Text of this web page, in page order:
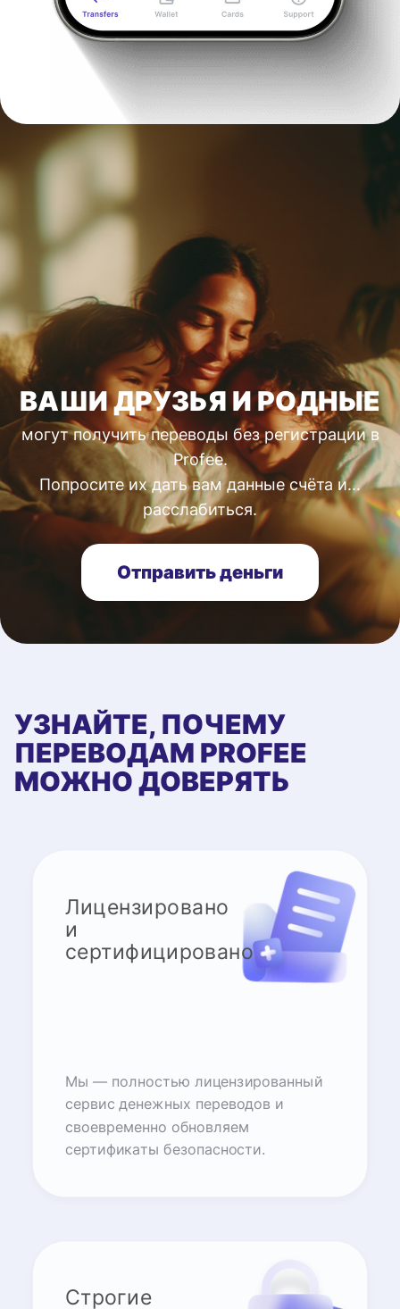
ВАШИ ДРУЗЬЯ И РОДНЫЕ
могут получить переводы без регистрации в
Profee.
Попросите их дать вам данные счёта и...
расслабиться.
Отправить деньги
УЗНАЙТЕ, ПОЧЕМУ
ПЕРЕВОДАМ PROFEE
МОЖНО ДОВЕРЯТЬ
Лицензировано
и
сертифицировано
Мы — полностью лицензированный
сервис денежных переводов и
своевременно обновляем
сертификаты безопасности.
Строгие